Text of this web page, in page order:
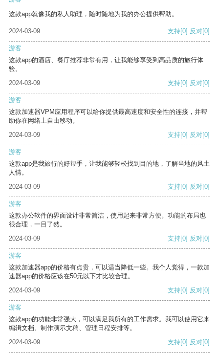
这款app就像我的私人助理，随时随地为我的办公提供帮助。
2024-03-09 支持[0] 反对[0]
游客
这款app的酒店、餐厅推荐非常有用，让我能够享受到高品质的旅行体
验。
2024-03-09
支持[0] 反对[0]
游客
这款加速器VPM应用程序可以给你提供最高速度和安全性的连接，并帮
助你在网络上自由移动。
2024-03-09
支持[0] 反对[0]
游客
这款app是我旅行的好帮手，让我能够轻松找到目的地，了解当地的风土
人情。
2024-03-09
支持[0] 反对[0]
游客
这款办公软件的界面设计非常简洁，使用起来非常方便。功能的布局也
很合理，一目了然。
2024-03-09
支持[0] 反对[0]
游客
这款加速器app的价格有点贵，可以适当降低一些。我个人觉得，一款加
速器app的价格应该在50元以下才比较合理。
2024-03-09
支持[0] 反对[0]
游客
这款app的功能非常强大，可以满足我所有的工作需求。我可以使用它来
编辑文档、制作演示文稿、管理日程安排等。
2024-03-09
支持[0] 反对[0]